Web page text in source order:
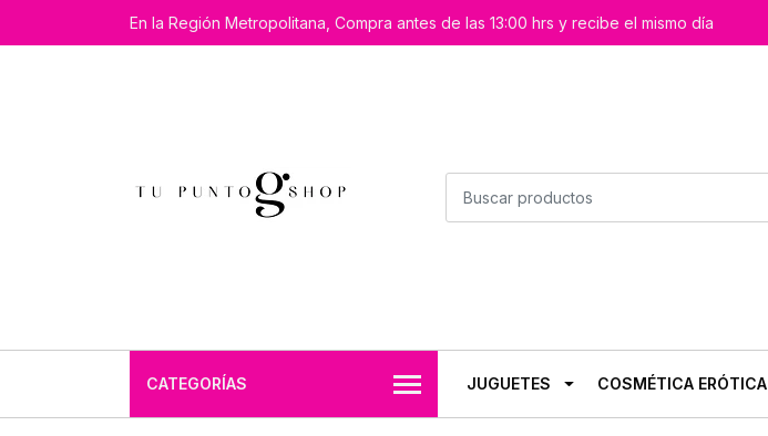
En la Región Metropolitana, Compra antes de las 13:00 hrs y recibe el mismo día
CATEGORÍAS JUGUETES COSMÉTICA ERÓTICA